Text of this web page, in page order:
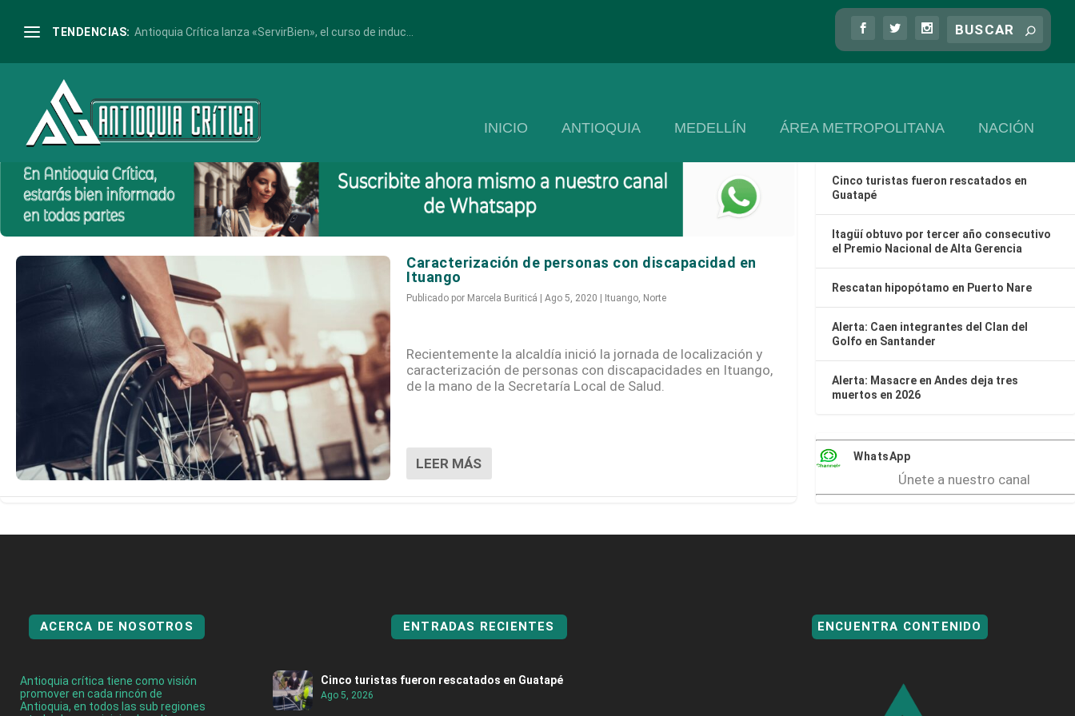
TENDENCIAS: Antioquia Crítica lanza «ServirBien», el curso de induc...
INICIO ANTIOQUIA MEDELLÍN ÁREA METROPOLITANA NACIÓN
Etiqueta:Ituango alcaldía
Caracterización de personas con discapacidad en
Ituango
Publicado por Marcela Buriticá Ago 5, 2020 Ituango, Norte
Recientemente la alcaldía inició la jornada de localización y
caracterización de personas con discapacidades en Ituango,
de la mano de la Secretaría Local de Salud.
LEER MÁS
Las más recientes
Cinco turistas fueron rescatados en
Guatapé
Itagüí obtuvo por tercer año consecutivo
el Premio Nacional de Alta Gerencia
Rescatan hipopótamo en Puerto Nare
Alerta: Caen integrantes del Clan del
Golfo en Santander
Alerta: Masacre en Andes deja tres
muertos en 2026
WhatsApp
Únete a nuestro canal
ACERCA DE NOSOTROS
Antioquia crítica tiene como visión
promover en cada rincón de
Antioquia, en todos las sub regiones
ENTRADAS RECIENTES
Cinco turistas fueron rescatados en Guatapé
Ago 5, 2026
ENCUENTRA CONTENIDO